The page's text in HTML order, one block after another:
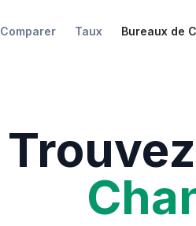
Comparer Taux Bureaux de